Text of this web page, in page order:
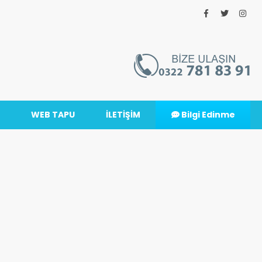
WEB TAPU İLETİŞİM Bilgi Edinme